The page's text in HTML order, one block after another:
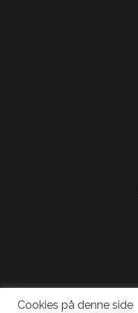
Cookies på denne side